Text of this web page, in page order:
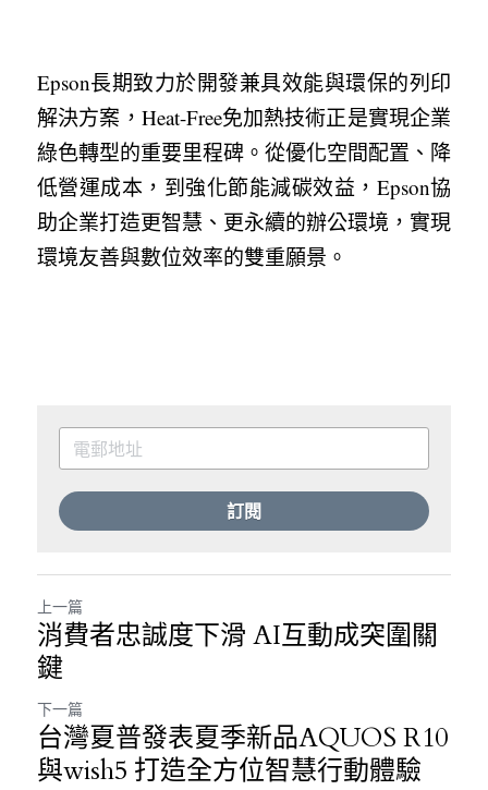
Epson長期致力於開發兼具效能與環保的列印
解決方案，Heat-Free免加熱技術正是實現企業
綠色轉型的重要里程碑。從優化空間配置、降
低營運成本，到強化節能減碳效益，Epson協
助企業打造更智慧、更永續的辦公環境，實現
環境友善與數位效率的雙重願景。
訂閱
上一篇
消費者忠誠度下滑 AI互動成突圍關
鍵
下一篇
台灣夏普發表夏季新品AQUOS R10
與wish5 打造全方位智慧行動體驗